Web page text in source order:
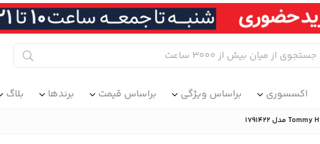
اکسسوری براساس ویژگی براساس قیمت برندها بلاگ